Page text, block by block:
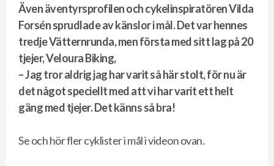
Även äventyrsprofilen och cykelinspiratören Vilda
Forsén sprudlade av känslor i mål. Det var hennes
tredje Vätternrunda, men första med sitt lag på 20
tjejer, Veloura Biking,
– Jag tror aldrig jag har varit så här stolt, för nu är
det något speciellt med att vi har varit ett helt
gäng med tjejer. Det känns så bra!
Se och hör fler cyklister i mål i videon ovan.